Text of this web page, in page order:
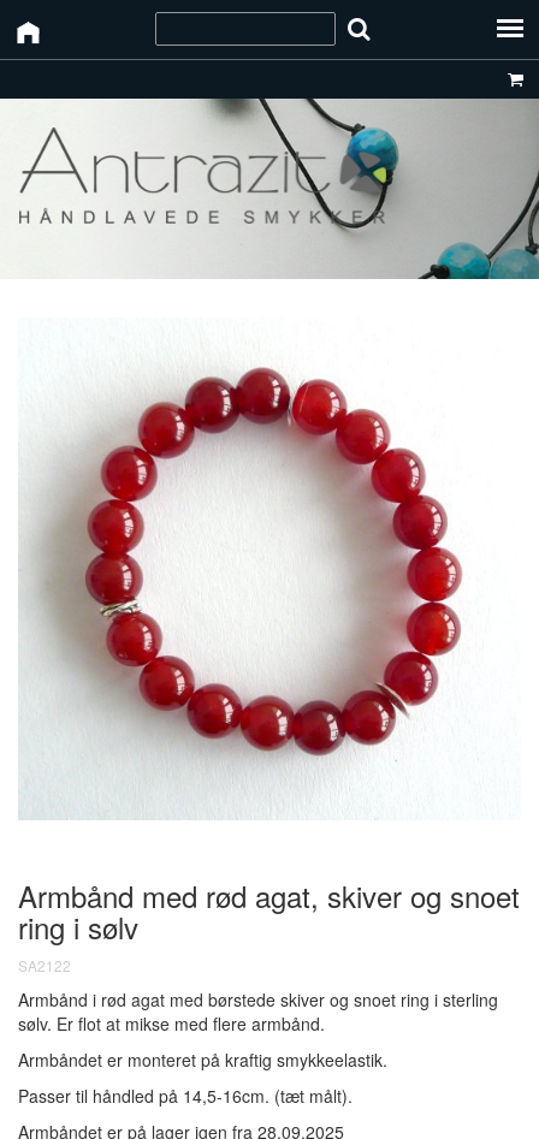
Armbånd med rød agat, skiver og snoet
ring i sølv
SA2122
Armbånd i rød agat med børstede skiver og snoet ring i sterling
sølv. Er flot at mikse med flere armbånd.
Armbåndet er monteret på kraftig smykkeelastik.
Passer til håndled på 14,5-16cm. (tæt målt).
Armbåndet er på lager igen fra 28.09.2025